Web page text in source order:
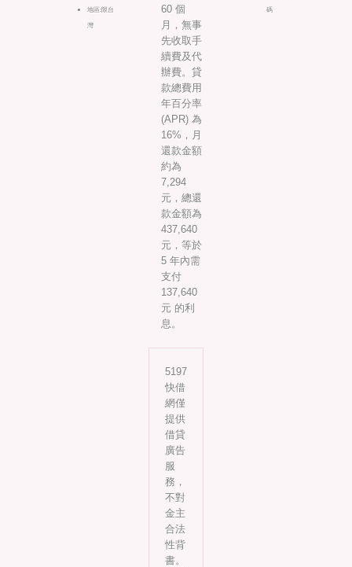
地區:限台
灣
60 個
月，無事
先收取手
續費及代
辦費。貸
款總費用
年百分率
(APR) 為
16%，月
還款金額
約為
7,294
元，總還
款金額為
437,640
元，等於
5 年內需
支付
137,640
元 的利
息。
碼
5197
快借
網僅
提供
借貸
廣告
服
務，
不對
金主
合法
性背
書。